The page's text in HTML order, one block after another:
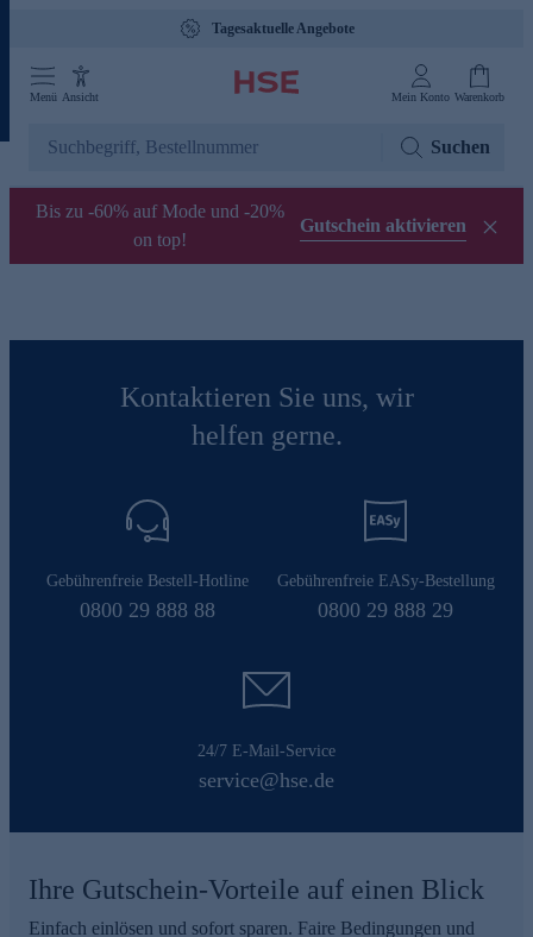
Tagesaktuelle Angebote
Menü Ansicht Mein Konto Warenkorb
Suchen
Bis zu -60% auf Mode und -20%
on top!
Gutschein aktivieren
Kontaktieren Sie uns, wir
helfen gerne.
Gebührenfreie Bestell-Hotline
0800 29 888 88
Gebührenfreie EASy-Bestellung
0800 29 888 29
24/7 E-Mail-Service
service@hse.de
Ihre Gutschein-Vorteile auf einen Blick
Einfach einlösen und sofort sparen. Faire Bedingungen und